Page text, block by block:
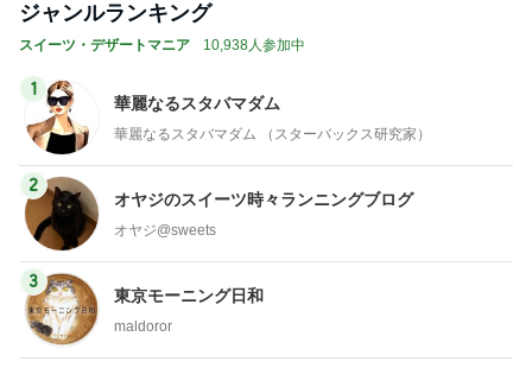
ジャンルランキング
スイーツ・デザートマニア 10,938人参加中
1
華麗なるスタバマダム
華麗なるスタバマダム （スターバックス研究家）
2
オヤジのスイーツ時々ランニングブログ
オヤジ@sweets
3
東京モーニング日和
maldoror